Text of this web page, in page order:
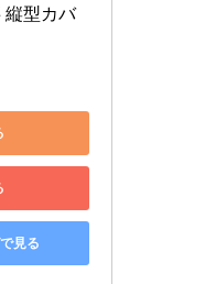
縦型カバ
見る